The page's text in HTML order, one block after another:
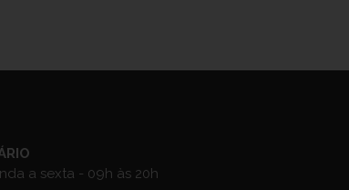
a sexta - 09h às 20h